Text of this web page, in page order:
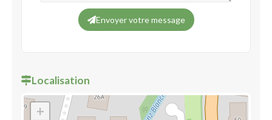
Envoyer votre message
Localisation
+